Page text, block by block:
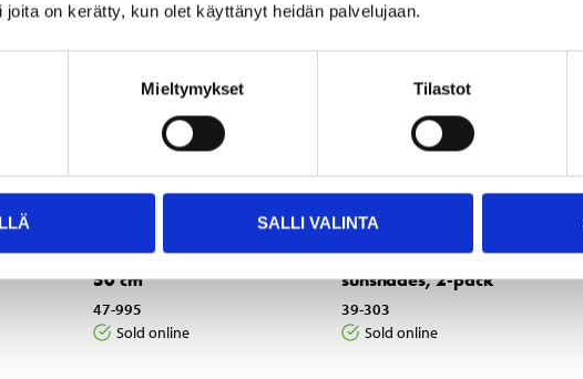
joita on kerätty, kun olet käyttänyt heidän palvelujaan.
Mieltymykset Tilastot
SALLI VALINTA
Cooling Dog Mat, 90 x
50 cm
47-995
Sold online
355
Side window
sunshades, 2-pack
39-303
Sold online